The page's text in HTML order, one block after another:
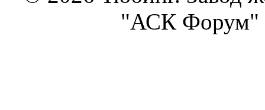
"АСК Форум"